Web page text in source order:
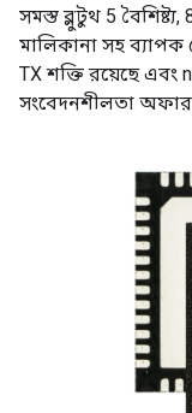
সমস্ত ব্লুটুথ 5
মালিকানা সহ
TX শক্তি রয়েছে এবং
সংবেদনশীলতা